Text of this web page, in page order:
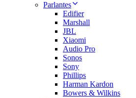
Parlantes
Edifier
Marshall
JBL
Xiaomi
Audio Pro
Sonos
Sony
Phillips
Harman Kardon
Bowers & Wilkins